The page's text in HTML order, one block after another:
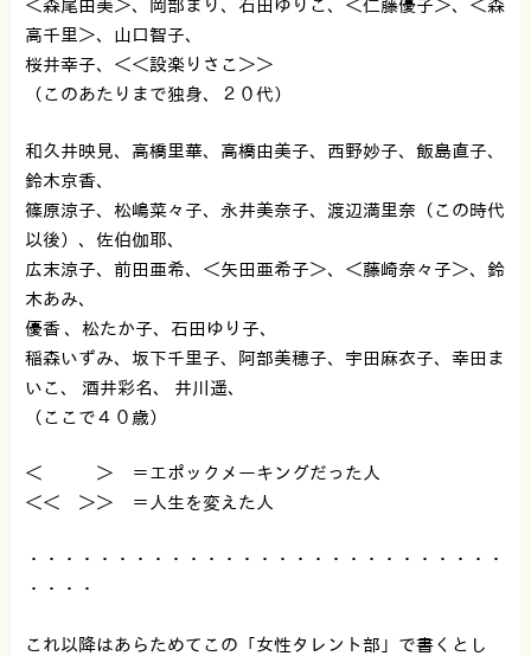
＜森尾由美＞、岡部まり、石田ゆりこ、＜仁藤優子＞、＜森
高千里＞、山口智子、
桜井幸子、＜＜設楽りさこ＞＞
（このあたりまで独身、２０代）
和久井映見、高橋里華、高橋由美子、西野妙子、飯島直子、
鈴木京香、
篠原涼子、松嶋菜々子、永井美奈子、渡辺満里奈（この時代
以後）、佐伯伽耶、
広末涼子、前田亜希、＜矢田亜希子＞、＜藤崎奈々子＞、鈴
木あみ、
優香 、松たか子、石田ゆり子、
稲森いずみ、坂下千里子、阿部美穂子、宇田麻衣子、幸田ま
いこ、 酒井彩名、 井川遥、
（ここで４０歳）
＜ ＞ ＝エポックメーキングだった人
＜＜ ＞＞ ＝人生を変えた人
・・・・・・・・・・・・・・・・・・・・・・・・・・・
・・・・
これ以降はあらためてこの「女性タレント部」で書くとし